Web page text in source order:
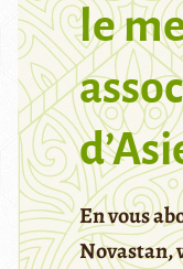
le
En vous
Novastan,